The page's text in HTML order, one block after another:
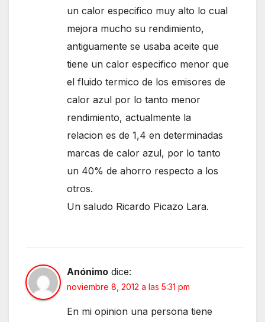
un calor especifico muy alto lo cual
mejora mucho su rendimiento,
antiguamente se usaba aceite que
tiene un calor especifico menor que
el fluido termico de los emisores de
calor azul por lo tanto menor
rendimiento, actualmente la
relacion es de 1,4 en determinadas
marcas de calor azul, por lo tanto
un 40% de ahorro respecto a los
otros.
Un saludo Ricardo Picazo Lara.
Anónimo dice:
noviembre 8, 2012 a las 5:31 pm
En mi opinion una persona tiene